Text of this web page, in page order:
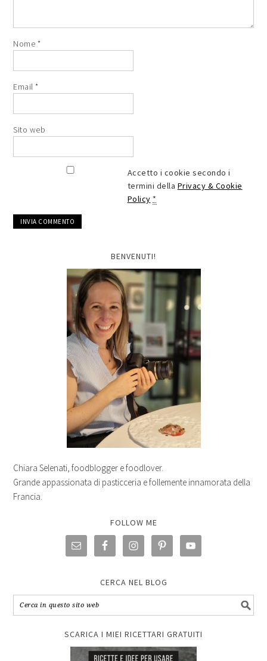
Nome *
Email*
Sito web
Accetto i cookie secondo i
termini della Privacy & Cookie
Policy *
BENVENUTI!
Chiara Selenati, foodblogger e foodlover.
Grande appassionata di pasticceria e follemente innamorata della
Francia.
FOLLOW ME
CERCA NEL BLOG
SCARICA I MIEI RICETTARI GRATUITI